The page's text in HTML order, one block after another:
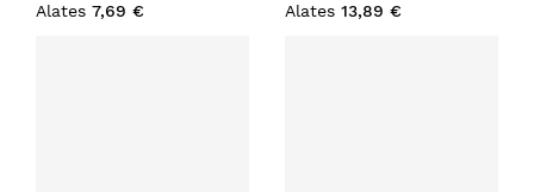
Alates 7,69 € Alates 13,89 €